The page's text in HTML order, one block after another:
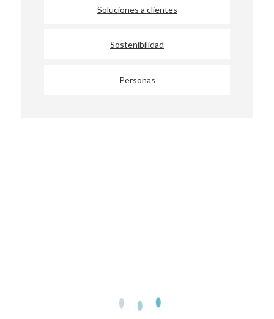
Soluciones a clientes
Sostenibilidad
Personas